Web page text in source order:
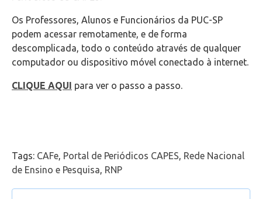
EAD
Suporte
Office 365
Os Professores, Alunos e Funcionários da PUC-SP
podem acessar remotamente, e de forma
descomplicada, todo o conteúdo através de qualquer
computador ou dispositivo móvel conectado à internet.
CLIQUE AQUI para ver o passo a passo.
Tags: CAFe, Portal de Periódicos CAPES, Rede Nacional
de Ensino e Pesquisa, RNP